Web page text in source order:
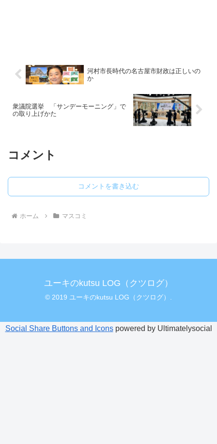
河村市長時代の名古屋市財政は正しいの
か
衆議院選挙 「サンデーモーニング」で
の取り上げかた
コメント
コメントを書き込む
ホーム マスコミ
ユーキのkutsu LOG（クツログ）
© 2019 ユーキのkutsu LOG（クツログ）.
Social Share Buttons and Iconspowered by Ultimatelysocial